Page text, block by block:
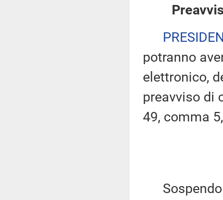
potranno
elettronico,
preavviso di
49, comma
Sospendo